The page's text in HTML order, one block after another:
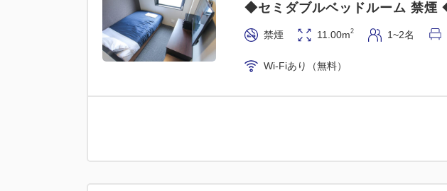
◆セミダブルベッドルーム 禁
禁煙 11.00m2 1~2名
Wi-Fiあり（無料）